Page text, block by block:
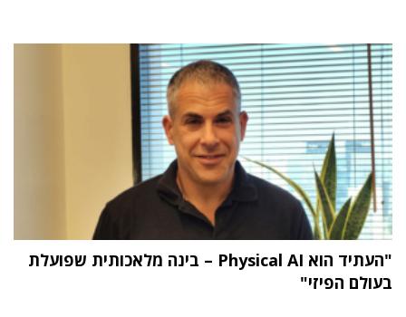
"העתיד הוא Physical AI – בינה מלאכותית שפועלת
בעולם הפיזי"